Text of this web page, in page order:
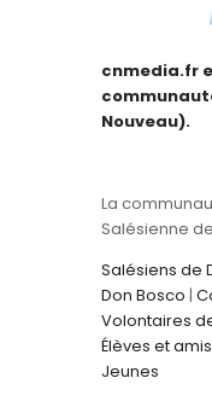
cnmedia.fr
Nouveau).
La
Salésienne
Salésiens de
Don Bosco |
Volontaires
Élèves et amis
Jeunes